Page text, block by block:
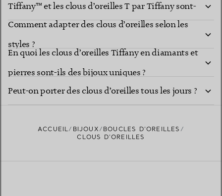
Tiffany™ et les clous d’oreilles T par Tiffany sont-
ils des cadeaux uniques ?
Comment adapter des clous d’oreilles selon les
styles ?
En quoi les clous d’oreilles Tiffany en diamants et
pierres sont-ils des bijoux uniques ?
Peut-on porter des clous d’oreilles tous les jours ?
ACCUEIL BIJOUX
BOUCLES D’OREILLES
CLOUS D’OREILLES